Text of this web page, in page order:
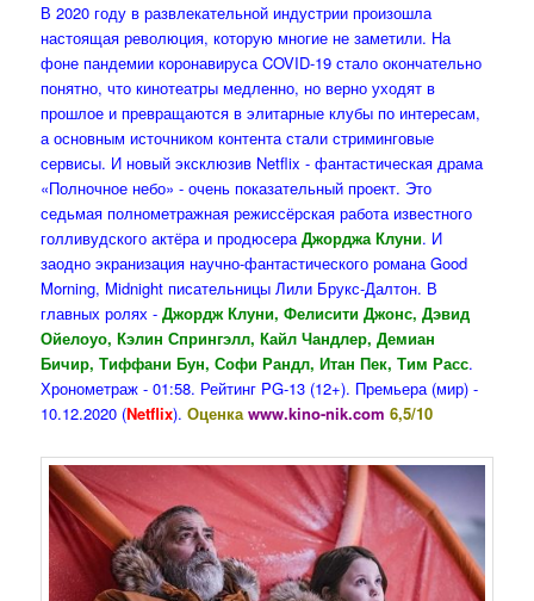
В 2020 году в развлекательной индустрии произошла
настоящая революция, которую многие не заметили. На
фоне пандемии коронавируса COVID-19 стало окончательно
понятно, что кинотеатры медленно, но верно уходят в
прошлое и превращаются в элитарные клубы по интересам,
а основным источником контента стали стриминговые
сервисы. И новый эксклюзив Netflix - фантастическая драма
«Полночное небо» - очень показательный проект. Это
седьмая полнометражная режиссёрская работа известного
голливудского актёра и продюсераДжорджа Клуни. И
заодно экранизация научно-фантастического романа Good
Morning, Midnight писательницы Лили Брукс-Далтон. В
главных ролях -Джордж Клуни, Фелисити Джонс, Дэвид
Ойелоуо, Кэлин Спрингэлл, Кайл Чандлер, Демиан
Бичир, Тиффани Бун, Софи Рандл, Итан Пек, Тим Расс.
Хронометраж - 01:58. Рейтинг PG-13 (12+). Премьера (мир) -
10.12.2020 (Netflix).Оценкаwww.kino-nik.com 6,5/10